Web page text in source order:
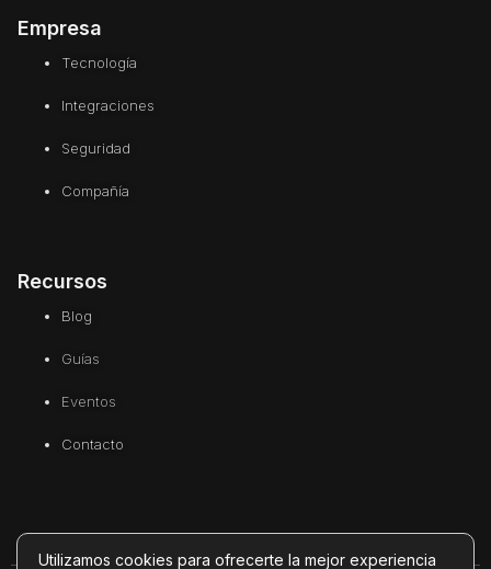
Empresa
Tecnología
Integraciones
Seguridad
Compañía
Recursos
Blog
Guías
Eventos
Contacto
Utilizamos cookies para ofrecerte la mejor experiencia